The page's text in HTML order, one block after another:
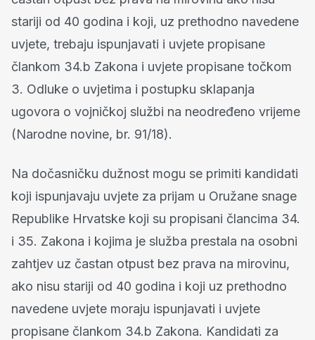
stariji od 40 godina i koji, uz prethodno navedene
uvjete, trebaju ispunjavati i uvjete propisane
člankom 34.b Zakona i uvjete propisane točkom
3. Odluke o uvjetima i postupku sklapanja
ugovora o vojničkoj službi na neodređeno vrijeme
(Narodne novine, br. 91/18).
Na dočasničku dužnost mogu se primiti kandidati
koji ispunjavaju uvjete za prijam u Oružane snage
Republike Hrvatske koji su propisani člancima 34.
i 35. Zakona i kojima je služba prestala na osobni
zahtjev uz častan otpust bez prava na mirovinu,
ako nisu stariji od 40 godina i koji uz prethodno
navedene uvjete moraju ispunjavati i uvjete
propisane člankom 34.b Zakona. Kandidati za